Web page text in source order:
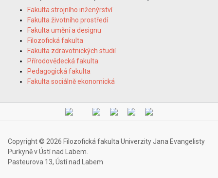
Fakulta strojního inženýrství
Fakulta životního prostředí
Fakulta umění a designu
Filozofická fakulta
Fakulta zdravotnických studií
Přírodovědecká fakulta
Pedagogická fakulta
Fakulta sociálně ekonomická
Copyright © 2026 Filozofická fakulta Univerzity Jana Evangelisty
Purkyně v Ústí nad Labem.
Pasteurova 13, Ústí nad Labem